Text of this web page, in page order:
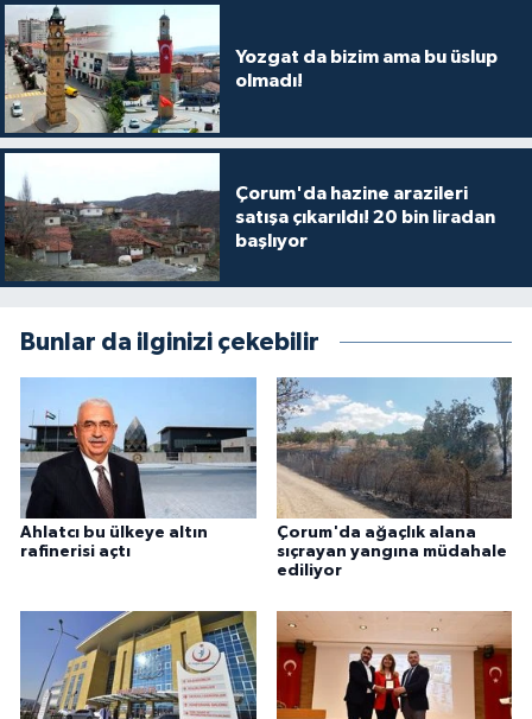
Yozgat da bizim ama bu üslup
olmadı!
Çorum'da hazine arazileri
satışa çıkarıldı! 20 bin liradan
başlıyor
Bunlar da ilginizi çekebilir
Ahlatcı bu ülkeye altın
rafinerisi açtı
Çorum'da ağaçlık alana
sıçrayan yangına müdahale
ediliyor